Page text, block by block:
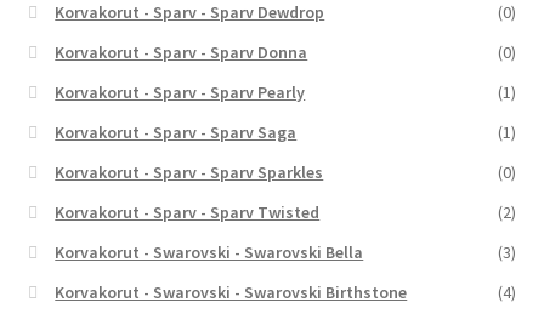
Korvakorut - Sparv - Sparv Dewdrop
(0)
Korvakorut - Sparv - Sparv Donna
(0)
Korvakorut - Sparv - Sparv Pearly
(1)
Korvakorut - Sparv - Sparv Saga
(1)
Korvakorut - Sparv - Sparv Sparkles
(0)
Korvakorut - Sparv - Sparv Twisted
(2)
Korvakorut - Swarovski - Swarovski Bella
(3)
Korvakorut - Swarovski - Swarovski Birthstone
(4)